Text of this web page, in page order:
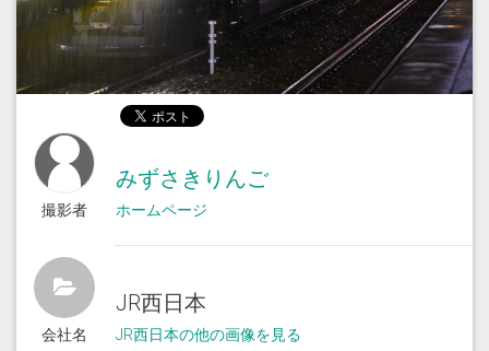
撮影者
みずさきりんご
ホームページ
会社名
JR西日本
JR西日本の他の画像を見る